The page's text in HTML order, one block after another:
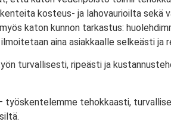
kosteus- ja lahovaurioilta
katon kunnon tarkastus:
aina asiakkaalle selkeästi ja
turvallisesti, ripeästi ja
tehokkaasti,